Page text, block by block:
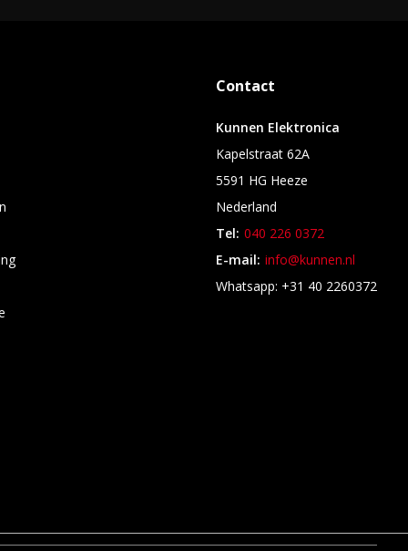
Contact
Kunnen Elektronica
Kapelstraat 62A
5591 HG Heeze
Nederland
Tel: 040 226 0372
E-mail: info@kunnen.nl
Whatsapp: +31 40 2260372